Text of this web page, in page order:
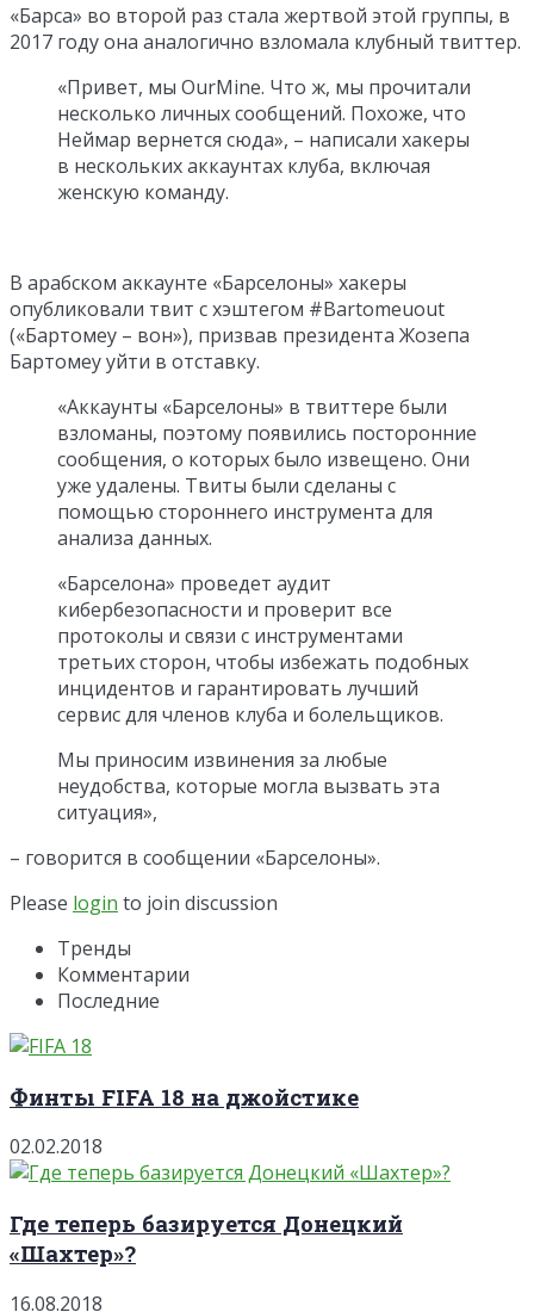
«Барса» во второй раз стала жертвой этой группы, в
2017 году она аналогично взломала клубный твиттер.
«Привет, мы OurMine. Что ж, мы прочитали
несколько личных сообщений. Похоже, что
Неймар вернется сюда», – написали хакеры
в нескольких аккаунтах клуба, включая
женскую команду.
В арабском аккаунте «Барселоны» хакеры
опубликовали твит с хэштегом #Bartomeuout
(«Бартомеу – вон»), призвав президента Жозепа
Бартомеу уйти в отставку.
«Аккаунты «Барселоны» в твиттере были
взломаны, поэтому появились посторонние
сообщения, о которых было извещено. Они
уже удалены. Твиты были сделаны с
помощью стороннего инструмента для
анализа данных.
«Барселона» проведет аудит
кибербезопасности и проверит все
протоколы и связи с инструментами
третьих сторон, чтобы избежать подобных
инцидентов и гарантировать лучший
сервис для членов клуба и болельщиков.
Мы приносим извинения за любые
неудобства, которые могла вызвать эта
ситуация»,
– говорится в сообщении «Барселоны».
Please login to join discussion
Тренды
Комментарии
Последние
Финты FIFA 18 на джойстике
02.02.2018
Где теперь базируется Донецкий
«Шахтер»?
16.08.2018